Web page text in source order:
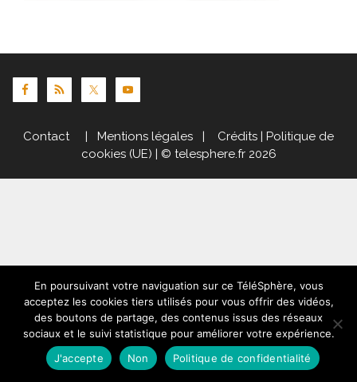
Contact| Mentions légales | Crédits | Politique de
cookies (UE) | © telesphere.fr 2026
En poursuivant votre naviguation sur ce TéléSphère, vous
acceptez les cookies tiers utilisés pour vous offrir des vidéos,
des boutons de partage, des contenus issus des réseaux
sociaux et le suivi statistique pour améliorer votre expérience.
J'accepte
Non Politique de confidentialité